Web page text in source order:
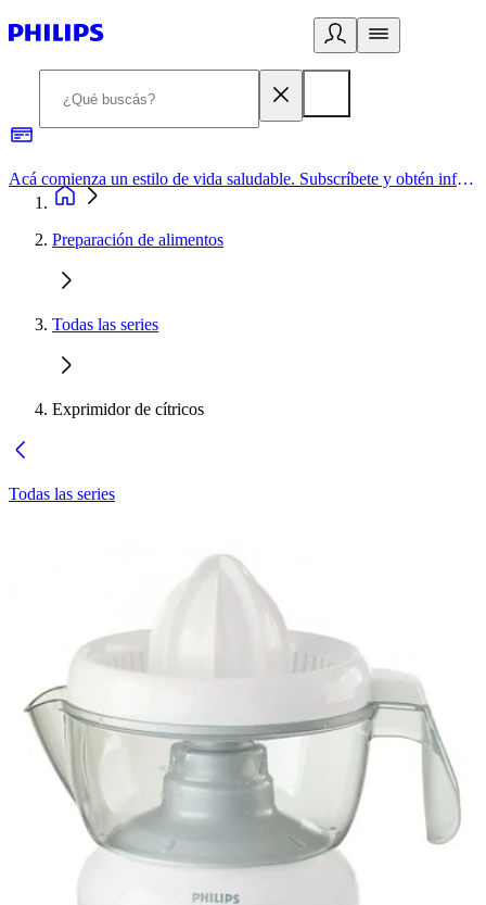
Acá comienza un estilo de vida saludable. Subscríbete y obtén información de primera mano
Preparación de alimentos
Todas las series
Exprimidor de cítricos
Todas las series